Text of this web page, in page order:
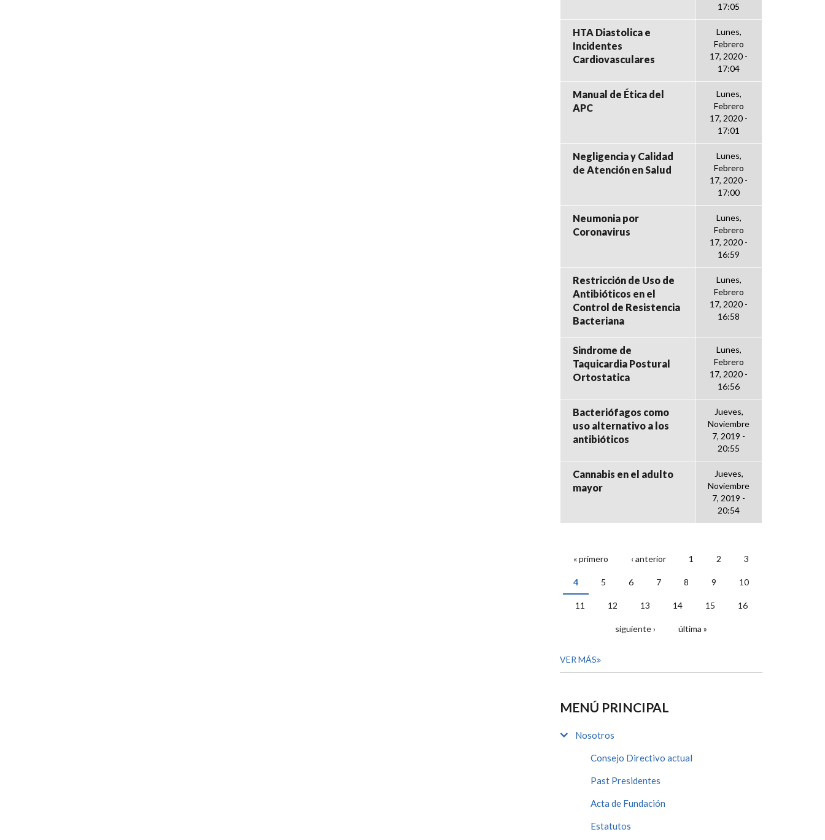
17:05
HTA Diastolica e
Incidentes
Cardiovasculares
Lunes,
Febrero
17, 2020 -
17:04
Manual de Ética del
APC
Lunes,
Febrero
17, 2020 -
17:01
Negligencia y Calidad
de Atención en Salud
Lunes,
Febrero
17, 2020 -
17:00
Neumonia por
Coronavirus
Lunes,
Febrero
17, 2020 -
16:59
Restricción de Uso de
Antibióticos en el
Control de Resistencia
Bacteriana
Lunes,
Febrero
17, 2020 -
16:58
Sindrome de
Taquicardia Postural
Ortostatica
Lunes,
Febrero
17, 2020 -
16:56
Bacteriófagos como
uso alternativo a los
antibióticos
Jueves,
Noviembre
7, 2019 -
20:55
Cannabis en el adulto
mayor
Jueves,
Noviembre
7, 2019 -
20:54
PÁGINAS
« primero ‹ anterior 1 2 3
4 5 6 7 8 9 10
11 12 13 14 15 16
siguiente › última »
VER MÁS
MENÚ PRINCIPAL
Nosotros
Consejo Directivo actual
Past Presidentes
Acta de Fundación
Estatutos